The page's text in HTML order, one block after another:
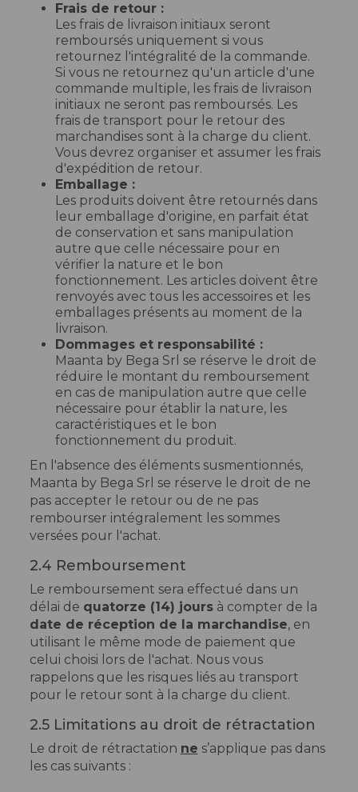
Frais de retour :
Les frais de livraison initiaux seront
remboursés uniquement si vous
retournez l'intégralité de la commande.
Si vous ne retournez qu'un article d'une
commande multiple, les frais de livraison
initiaux ne seront pas remboursés. Les
frais de transport pour le retour des
marchandises sont à la charge du client.
Vous devrez organiser et assumer les frais
d'expédition de retour.
Emballage :
Les produits doivent être retournés dans
leur emballage d'origine, en parfait état
de conservation et sans manipulation
autre que celle nécessaire pour en
vérifier la nature et le bon
fonctionnement. Les articles doivent être
renvoyés avec tous les accessoires et les
emballages présents au moment de la
livraison.
Dommages et responsabilité :
Maanta by Bega Srl se réserve le droit de
réduire le montant du remboursement
en cas de manipulation autre que celle
nécessaire pour établir la nature, les
caractéristiques et le bon
fonctionnement du produit.
En l'absence des éléments susmentionnés,
Maanta by Bega Srl se réserve le droit de ne
pas accepter le retour ou de ne pas
rembourser intégralement les sommes
versées pour l'achat.
2.4 Remboursement
Le remboursement sera effectué dans un
délai de quatorze (14) joursà compter de la
date de réception de la marchandise, en
utilisant le même mode de paiement que
celui choisi lors de l'achat. Nous vous
rappelons que les risques liés au transport
pour le retour sont à la charge du client.
2.5 Limitations au droit de rétractation
Le droit de rétractation ne s’applique pas dans
les cas suivants :